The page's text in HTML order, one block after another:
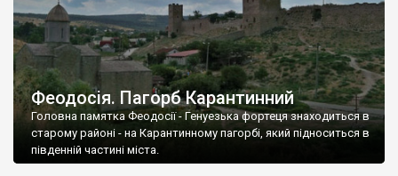
Феодосія. Пагорб Карантинний
Головна памятка Феодосії - Генуезька фортеця знаходиться в
старому районі - на Карантинному пагорбі, який підноситься в
південній частині міста.